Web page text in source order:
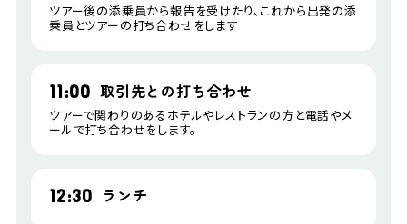
ツアー後の添乗員から報告を受けたり、これから出発の添
乗員とツアーの打ち合わせをします
11:00 取引先との打ち合わせ
ツアーで関わりのあるホテルやレストランの方と電話やメ
ールで打ち合わせをします。
12:30 ランチ